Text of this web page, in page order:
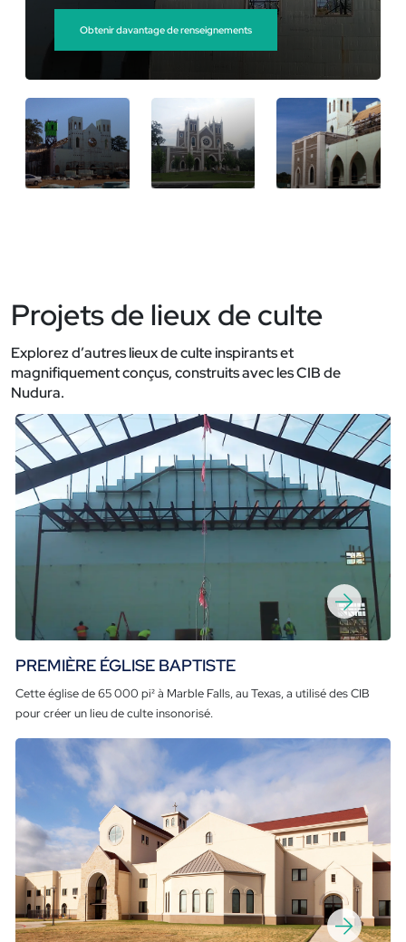
Obtenir davantage de renseignements
Projets de lieux de culte
Explorez d’autres lieux de culte inspirants et
magnifiquement conçus, construits avec les CIB de
Nudura.
PREMIÈRE ÉGLISE BAPTISTE
Cette église de 65 000 pi² à Marble Falls, au Texas, a utilisé des CIB
pour créer un lieu de culte insonorisé.